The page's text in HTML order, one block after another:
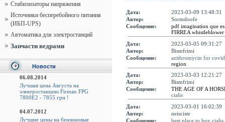
Стабилизаторы напряжения
Источники бесперебойного питания
(ИБП-UPS)
Автоматика для электростанций
Запчасти ведрами
Новости
06.08.2014
Лучшая цена Августа на
электростанцию Firman FPG
7800E2 - 7855 грн !
04.07.2012
Лучшие цены на бензиновые
Дата:
2023-03-09 13:48:31
Автор:
Sormdoofe
Сообщение:
pdf imagination que
FIRREA
Дата:
2023-03-05 09:31:27
Автор:
Bismfrimi
Сообщение:
azithromycin for covid
region
Дата:
2023-03-03 12:21:27
Автор:
Bismfrimi
Сообщение:
THE AGE OF A
cialis
Дата:
2023-03-01 16:02:39
Автор:
neisciste
Сообщение:
best place to buy